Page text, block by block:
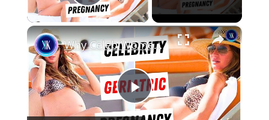
Play Video
×
Play
Why Celeb Women Are Waiting Until 40 To Have Kids